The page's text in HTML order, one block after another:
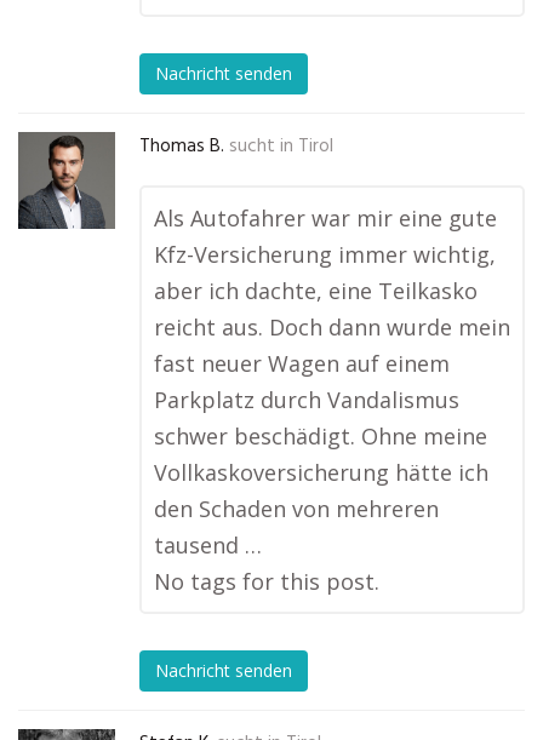
Nachricht senden
Thomas B. sucht in Tirol
Als Autofahrer war mir eine gute
Kfz-Versicherung immer wichtig,
aber ich dachte, eine Teilkasko
reicht aus. Doch dann wurde mein
fast neuer Wagen auf einem
Parkplatz durch Vandalismus
schwer beschädigt. Ohne meine
Vollkaskoversicherung hätte ich
den Schaden von mehreren
tausend …
No tags for this post.
Nachricht senden